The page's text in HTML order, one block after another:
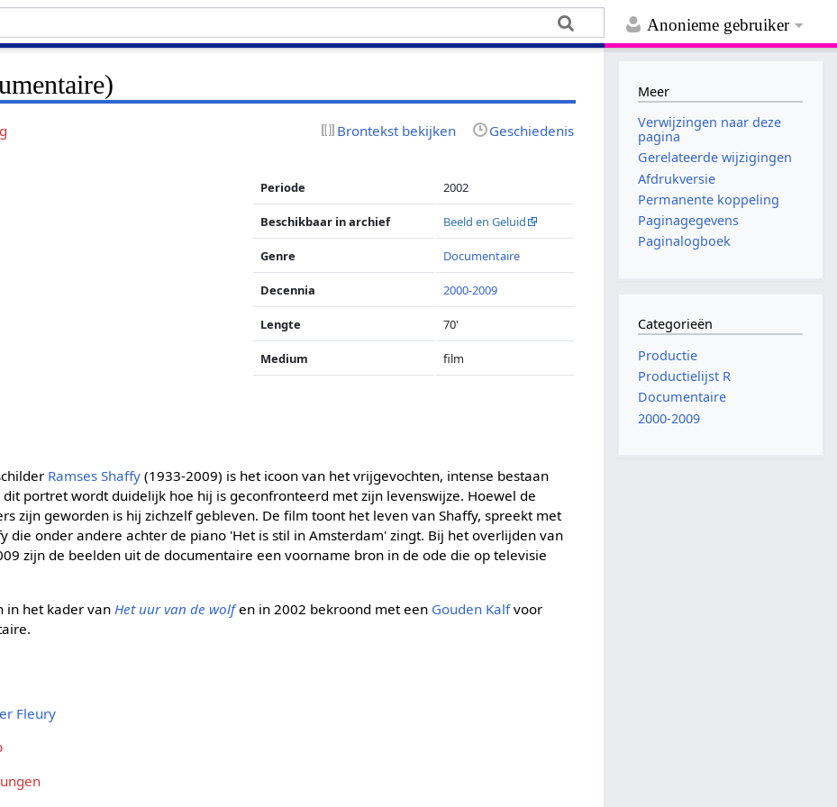
Anonieme gebruiker
Brontekst bekijken Geschiedenis
Periode 2002
Beschikbaar in archief Beeld en Geluid
Genre Documentaire
Decennia 2000-2009
Lengte 70'
Medium film
Ramses Shaffy (1933-2009) is het icoon van het vrijgevochten, intense bestaan
portret wordt duidelijk hoe hij is geconfronteerd met zijn levenswijze. Hoewel de
zijn geworden is hij zichzelf gebleven. De film toont het leven van Shaffy, spreekt met
die onder andere achter de piano 'Het is stil in Amsterdam' zingt. Bij het overlijden van
zijn de beelden uit de documentaire een voorname bron in de ode die op televisie
in het kader van Het uur van de wolfen in 2002 bekroond met een Gouden Kalfvoor
Fleury
Meer
Verwijzingen naar deze
pagina
Gerelateerde wijzigingen
Afdrukversie
Permanente koppeling
Paginagegevens
Paginalogboek
Categorieën
Productie
Productielijst R
Documentaire
2000-2009